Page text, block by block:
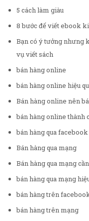
5 cách làm giàu
8 bước để viết ebook
Bạn có ý tưởng nhưng
vụ viết sách
bán hàng online
bán hàng online hiệu
Bán hàng online nên
bán hàng online thành
bán hàng qua facebook
Bán hàng qua mạng
Bán hàng qua mạng
bán hàng qua mạng
bán hàng trên
bán hàng trên mạng